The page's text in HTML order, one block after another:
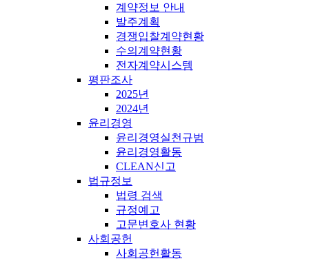
계약정보 안내
발주계획
경쟁입찰계약현황
수의계약현황
전자계약시스템
평판조사
2025년
2024년
윤리경영
윤리경영실천규범
윤리경영활동
CLEAN신고
법규정보
법령 검색
규정예고
고문변호사 현황
사회공헌
사회공헌활동